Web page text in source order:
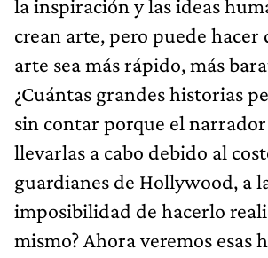
la inspiración y las ideas
crean arte, pero puede hacer
arte sea más rápido, más
¿Cuántas grandes historias
sin contar porque el
llevarlas a cabo debido al
guardianes de Hollywood, a
imposibilidad de hacerlo
mismo? Ahora veremos esas